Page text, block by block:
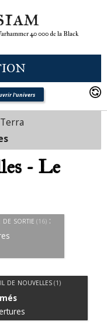
40 000 de la Black
l'univers
- Le
sortie (16):
de nouvelles (1)